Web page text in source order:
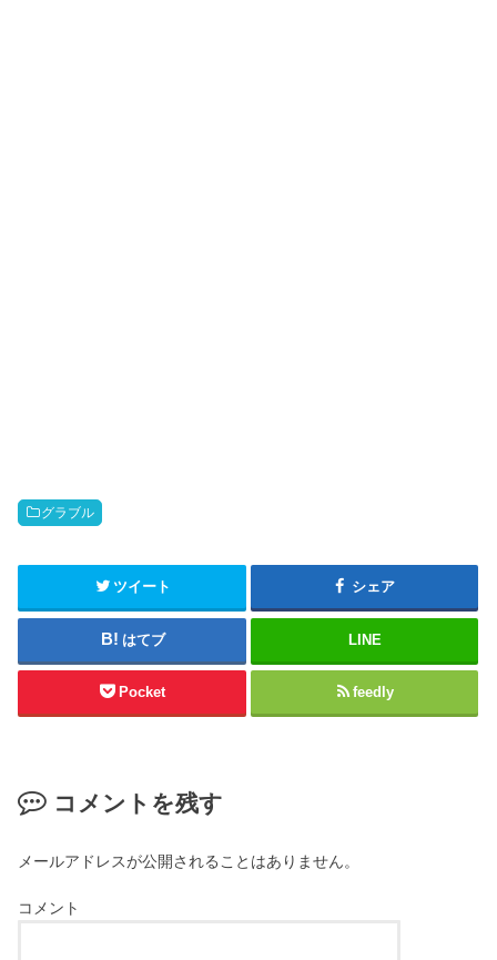
グラブル
ツイート シェア
はてブ LINE
Pocket feedly
コメントを残す
メールアドレスが公開されることはありません。
コメント